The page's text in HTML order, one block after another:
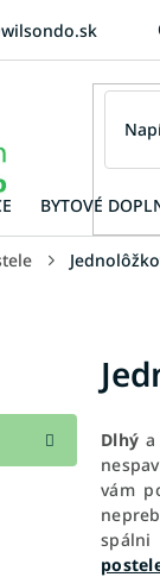
BYTOVÉ
Dlhýa
vám
spálni